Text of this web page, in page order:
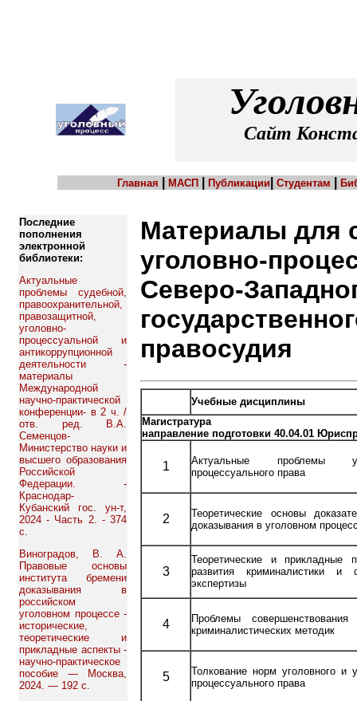
Сайт
Главная МАСП Публикации Студентам
Последние
пополнения
электронной
библиотеки:
Актуальные
проблемы судебной,
правоохранительной,
правозащитной,
уголовно-
процессуальной и
антикоррупционной
деятельности -
материалы
Международной
научно-практической
конференции- в 2 ч. /
отв. ред. В.А.
Семенцов-
Министерство науки и
высшего образования
Российской
Федерации. -
Краснодар-
Кубанский гос. ун-т,
2024 - Часть 2. - 374
с.
Виноградов, В. А.
Правовые основы
института бремени
доказывания в
российском
уголовном процессе -
исторические,
теоретические и
прикладные аспекты -
научно-практическое
пособие — Москва,
2024. — 192 с.
Материалы для
уголовно-
Северо-
правосудия
Учебные дисциплины
Магистратура
направление подготовки 40.04.01
1
Актуальные проблемы
процессуального права
2
Теоретические основы
доказывания в уголовном
3
Теоретические и прикладные
развития криминалистики и
экспертизы
4
Проблемы совершенствования
криминалистических методик
5
Толкование норм уголовного и
процессуального права